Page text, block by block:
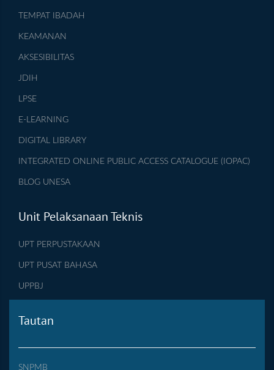
TEMPAT IBADAH
KEAMANAN
AKSESIBILITAS
JDIH
LPSE
E-LEARNING
DIGITAL LIBRARY
INTEGRATED ONLINE PUBLIC ACCESS CATALOGUE (IOPAC)
BLOG UNESA
Unit Pelaksanaan Teknis
UPT PERPUSTAKAAN
UPT PUSAT BAHASA
UPPBJ
Tautan
SNPMB